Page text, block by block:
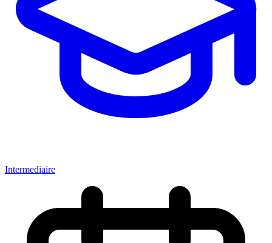
Intermediaire